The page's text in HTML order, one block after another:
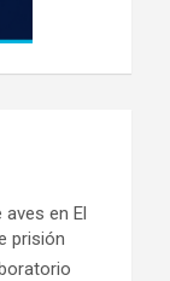
en El
prisión